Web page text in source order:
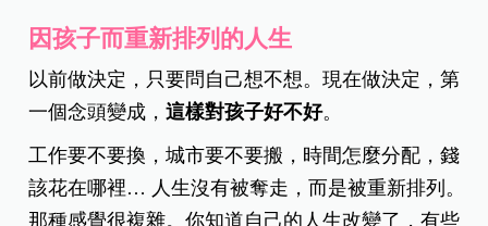
因孩子而重新排列的人生
以前做決定，只要問自己想不想。現在做決定，第
一個念頭變成，這樣對孩子好不好。
工作要不要換，城市要不要搬，時間怎麼分配，錢
該花在哪裡… 人生沒有被奪走，而是被重新排列。
那種感覺很複雜。你知道自己的人生改變了，有些